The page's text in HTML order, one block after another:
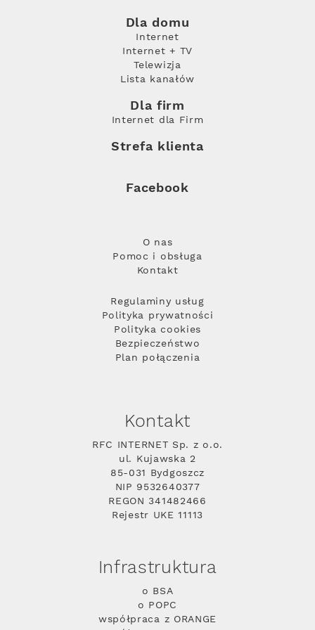
Dla domu
Internet
Internet + TV
Telewizja
Lista kanałów
Dla firm
Internet dla Firm
Strefa klienta
Facebook
O nas
Pomoc i obsługa
Kontakt
Regulaminy usług
Polityka prywatności
Polityka cookies
Bezpieczeństwo
Plan połączenia
Kontakt
RFC INTERNET Sp. z o.o.
ul. Kujawska 2
85-031 Bydgoszcz
NIP 9532640377
REGON 341482466
Rejestr UKE 11113
Infrastruktura
o BSA
o POPC
współpraca z ORANGE